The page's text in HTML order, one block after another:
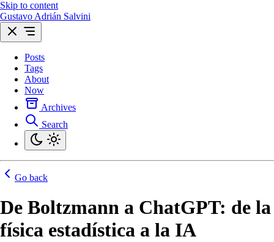
Skip to content
Gustavo Adrián Salvini
Posts
Tags
About
Now
Archives
Search
Go back
De Boltzmann a ChatGPT: de la
física estadística a la IA